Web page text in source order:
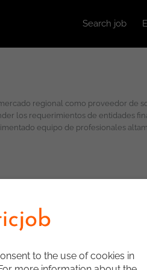
Search job
regional como proveedor de
los requerimientos de entidades
al negocio de medios de
to the use of cookies in